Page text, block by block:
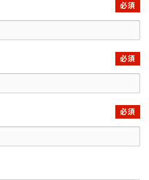
必須
必須
必須